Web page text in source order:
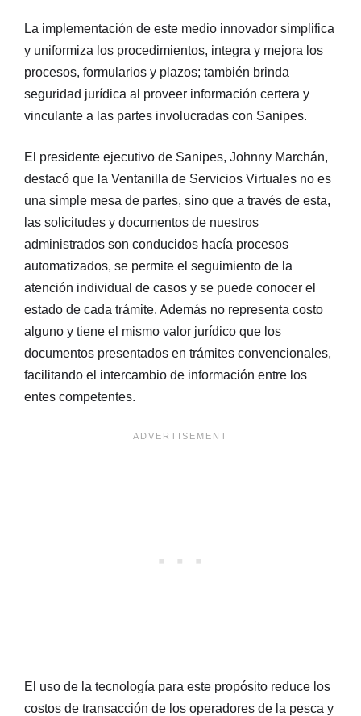
La implementación de este medio innovador simplifica
y uniformiza los procedimientos, integra y mejora los
procesos, formularios y plazos; también brinda
seguridad jurídica al proveer información certera y
vinculante a las partes involucradas con Sanipes.
El presidente ejecutivo de Sanipes, Johnny Marchán,
destacó que la Ventanilla de Servicios Virtuales no es
una simple mesa de partes, sino que a través de esta,
las solicitudes y documentos de nuestros
administrados son conducidos hacía procesos
automatizados, se permite el seguimiento de la
atención individual de casos y se puede conocer el
estado de cada trámite. Además no representa costo
alguno y tiene el mismo valor jurídico que los
documentos presentados en trámites convencionales,
facilitando el intercambio de información entre los
entes competentes.
El uso de la tecnología para este propósito reduce los
costos de transacción de los operadores de la pesca y